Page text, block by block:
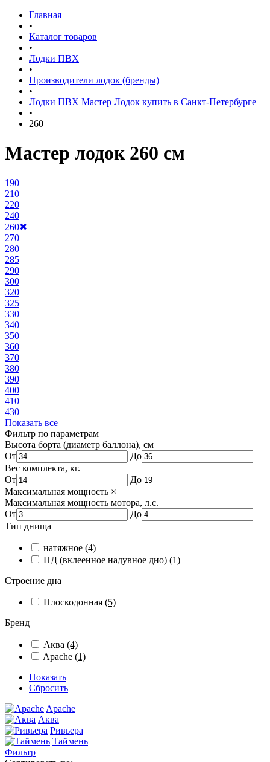
Главная
•
Каталог товаров
•
Лодки ПВХ
•
Производители лодок (бренды)
•
Лодки ПВХ Мастер Лодок купить в Санкт-Петербурге
•
260
Мастер лодок 260 см
190
210
220
240
260✖
270
280
285
290
300
320
325
330
340
350
360
370
380
390
400
410
430
Показать все
Фильтр по параметрам
Высота борта (диаметр баллона), см
От
До
Вес комплекта, кг.
От
До
Максимальная мощность ×
Максимальная мощность мотора, л.с.
От
До
Тип днища
натяжное (4)
НД (вклеенное надувное дно) (1)
Строение дна
Плоскодонная (5)
Бренд
Аква (4)
Apache (1)
Показать
Сбросить
Apache
Аква
Ривьера
Таймень
Фильтр